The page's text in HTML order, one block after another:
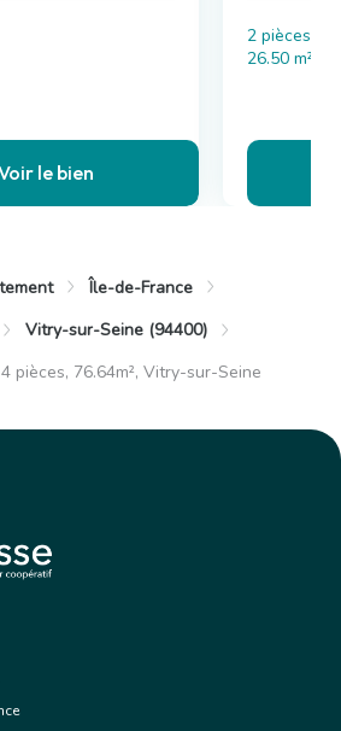
le bien
2 pièces , 1
26.50 m²
Île-de-France
Vitry-sur-Seine (94400)
pièces, 76.64m², Vitry-sur-Seine